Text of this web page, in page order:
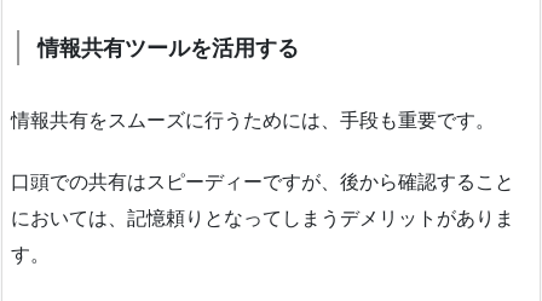
情報共有ツールを活用する
情報共有をスムーズに行うためには、手段も重要です。
口頭での共有はスピーディーですが、後から確認すること
においては、記憶頼りとなってしまうデメリットがありま
す。